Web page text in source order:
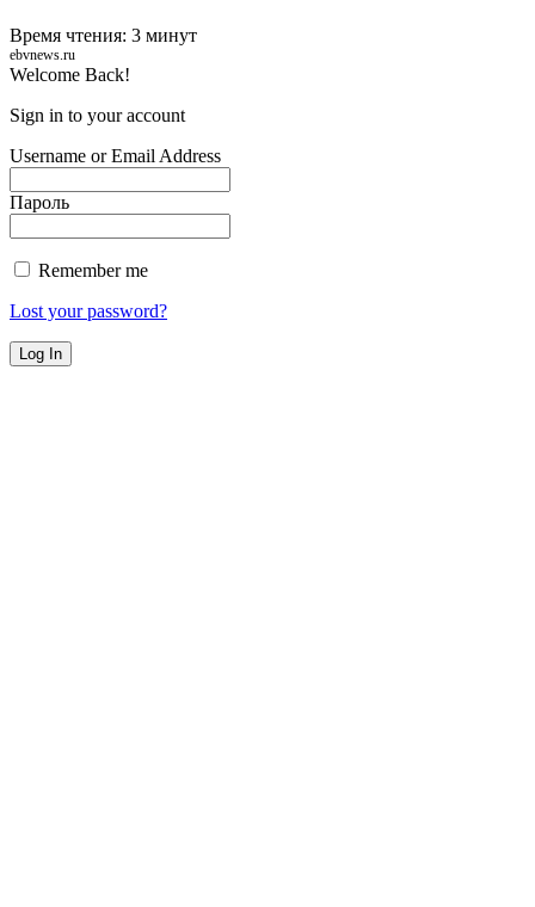
Время чтения: 3 минут
ebvnews.ru
Welcome Back!
Sign in to your account
Username or Email Address
Пароль
Remember me
Lost your password?